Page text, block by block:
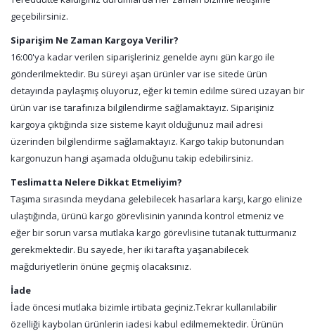
geçebilirsiniz.
Siparişim Ne Zaman Kargoya Verilir?
16:00'ya kadar verilen siparişleriniz genelde aynı gün kargo ile
gönderilmektedir. Bu süreyi aşan ürünler var ise sitede ürün
detayında paylaşmış oluyoruz, eğer ki temin edilme süreci uzayan bir
ürün var ise tarafınıza bilgilendirme sağlamaktayız. Siparişiniz
kargoya çıktığında size sisteme kayıt olduğunuz mail adresi
üzerinden bilgilendirme sağlamaktayız. Kargo takip butonundan
kargonuzun hangi aşamada olduğunu takip edebilirsiniz.
Teslimatta Nelere Dikkat Etmeliyim?
Taşıma sırasında meydana gelebilecek hasarlara karşı, kargo elinize
ulaştığında, ürünü kargo görevlisinin yanında kontrol etmeniz ve
eğer bir sorun varsa mutlaka kargo görevlisine tutanak tutturmanız
gerekmektedir. Bu sayede, her iki tarafta yaşanabilecek
mağduriyetlerin önüne geçmiş olacaksınız.
İade
İade öncesi mutlaka bizimle irtibata geçiniz.Tekrar kullanılabilir
özelliği kaybolan ürünlerin iadesi kabul edilmemektedir. Ürünün